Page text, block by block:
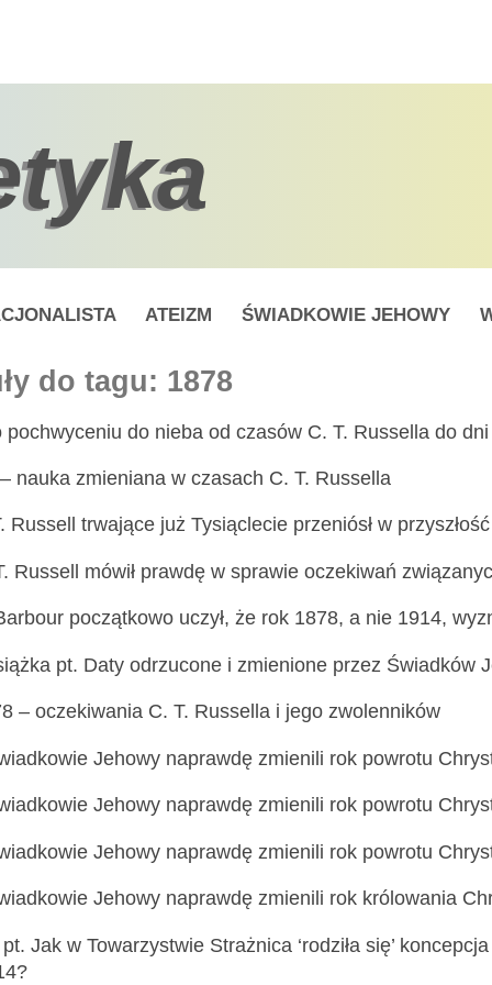
ATEIZM ŚWIADKOWIE JEHOWY
do tagu: 1878
pochwyceniu do nieba od czasów C. T. Russella do
– nauka zmieniana w czasach C. T. Russella
Russell trwające już Tysiąclecie przeniósł w
Russell mówił prawdę w sprawie oczekiwań
początkowo uczył, że rok 1878, a nie 1914,
pt. Daty odrzucone i zmienione przez Świadków
– oczekiwania C. T. Russella i jego zwolenników
Jehowy naprawdę zmienili rok powrotu
Jehowy naprawdę zmienili rok powrotu
Jehowy naprawdę zmienili rok powrotu
Jehowy naprawdę zmienili rok królowania
Jak w Towarzystwie Strażnica ‘rodziła się’